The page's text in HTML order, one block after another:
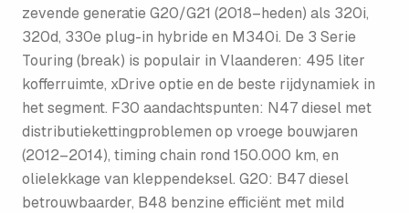
zevende generatie G20/G21 (2018–heden) als 320i,
320d, 330e plug-in hybride en M340i. De 3 Serie
Touring (break) is populair in Vlaanderen: 495 liter
kofferruimte, xDrive optie en de beste rijdynamiek in
het segment. F30 aandachtspunten: N47 diesel met
distributiekettingproblemen op vroege bouwjaren
(2012–2014), timing chain rond 150.000 km, en
olielekkage van kleppendeksel. G20: B47 diesel
betrouwbaarder, B48 benzine efficiënt met mild